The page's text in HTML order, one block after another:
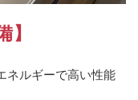
】
ネルギーで高い性能